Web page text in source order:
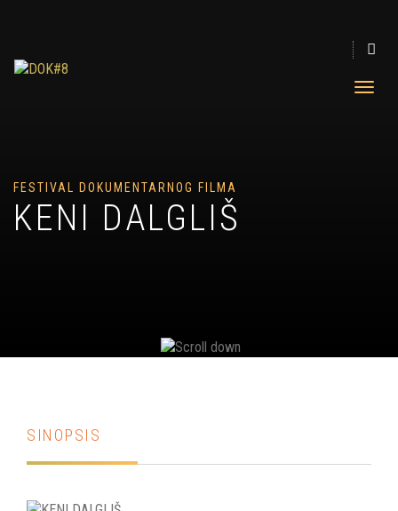
FESTIVAL DOKUMENTARNOG FILMA
KENI DALGLIŠ
SINOPSIS